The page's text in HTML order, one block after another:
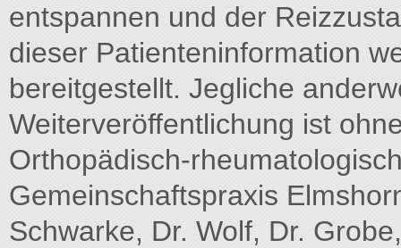
entspannen und der
dieser Patienteninformation
bereitgestellt. Jegliche
Weiterveröffentlichung ist
Orthopädisch-
Gemeinschaftspraxis
Schwarke, Dr. Wolf, Dr.